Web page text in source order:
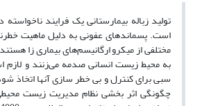
تولید زباله بیمارستانی یک فرایند
است. پسماند‌های عفونی به دلیل ماهیت
مختلفی از میکرو ارگانیسم‌های بیماری زا
به محیط زیست انسانی صدمه می‌زنند و لازم
سبی برای کنترل و بی خطر سازی آنها
چگونگی اثر بخشی نظام مدیریت زیست